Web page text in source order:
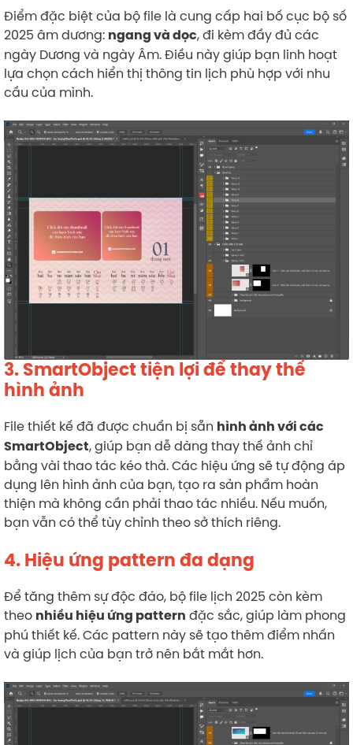
Điểm đặc biệt của bộ file là cung cấp hai bố cục bộ số
2025 âm dương: ngang và dọc, đi kèm đầy đủ các
ngày Dương và ngày Âm. Điều này giúp bạn linh hoạt
lựa chọn cách hiển thị thông tin lịch phù hợp với nhu
cầu của mình.
3. SmartObject tiện lợi để thay thế
hình ảnh
File thiết kế đã được chuẩn bị sẵn hình ảnh với các
SmartObject, giúp bạn dễ dàng thay thế ảnh chỉ
bằng vài thao tác kéo thả. Các hiệu ứng sẽ tự động áp
dụng lên hình ảnh của bạn, tạo ra sản phẩm hoàn
thiện mà không cần phải thao tác nhiều. Nếu muốn,
bạn vẫn có thể tùy chỉnh theo sở thích riêng.
4. Hiệu ứng pattern đa dạng
Để tăng thêm sự độc đáo, bộ file lịch 2025 còn kèm
theo nhiều hiệu ứng pattern đặc sắc, giúp làm phong
phú thiết kế. Các pattern này sẽ tạo thêm điểm nhấn
và giúp lịch của bạn trở nên bắt mắt hơn.